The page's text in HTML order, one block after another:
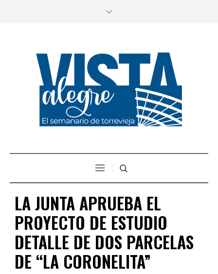
LA JUNTA APRUEBA EL
PROYECTO DE ESTUDIO
DETALLE DE DOS PARCELAS
DE “LA CORONELITA”